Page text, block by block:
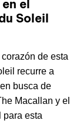
el
Soleil
de esta
recurre a
busca de
Macallan y el
para esta